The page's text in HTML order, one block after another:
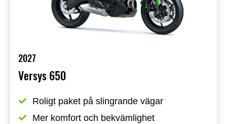
2027
Versys 650
Roligt paket på slingrande vägar
Mer komfort och bekvämlighet